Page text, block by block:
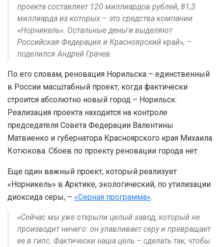
проекта составляет 120 миллиардов рублей, 81,3
миллиарда из которых – это средства компании
«Норникель». Остальные деньги выделяют
Российская Федерация и Красноярский край», –
поделился Андрей Грачев.
По его словам, реновация Норильска – единственный
в России масштабный проект, когда фактически
строится абсолютно новый город – Норильск.
Реализация проекта находится на контроле
председателя Совета Федерации Валентины
Матвиенко и губернатора Красноярского края Михаила
Котюкова. Сбоев по проекту реновации города нет.
Еще один важный проект, который реализует
«Норникель» в Арктике, экологический, по утилизации
диоксида серы, – «Серная программа».
«Сейчас мы уже открыли целый завод, который не
производит ничего: он улавливает серу и превращает
ее в гипс. Фактически наша цель – сделать так, чтобы